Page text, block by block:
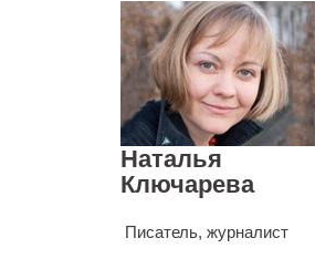
Наталья
Ключарева
Писатель, журналист